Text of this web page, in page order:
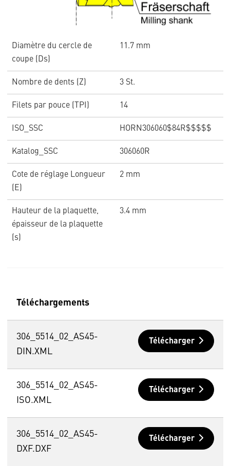
Diamètre du cercle de
coupe (Ds)
11.7 mm
Nombre de dents (Z) 3 St.
Filets par pouce (TPI) 14
ISO_SSC HORN306060$84R$$$$$
Katalog_SSC 306060R
Cote de réglage Longueur
(E)
2 mm
Hauteur de la plaquette,
épaisseur de la plaquette
(s)
3.4 mm
Téléchargements
306_5514_02_AS45-
DIN.XML
Télécharger
306_5514_02_AS45-
ISO.XML
Télécharger
306_5514_02_AS45-
DXF.DXF
Télécharger